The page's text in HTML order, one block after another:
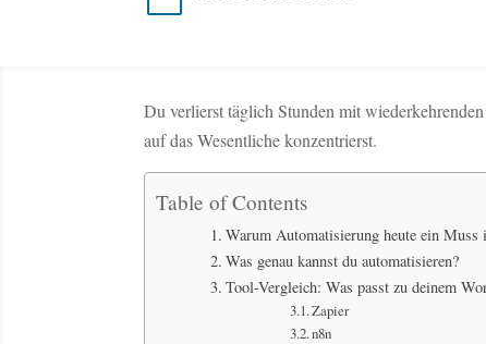
Du verlierst täglich Stunden mit
auf das Wesentliche konzentrierst.
Table of Contents
Warum Automatisierung heute ein Muss
Was genau kannst du automatisieren?
Tool-Vergleich: Was passt zu deinem
Zapier
n8n